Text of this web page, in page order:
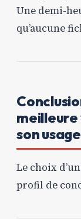
Une demi-
qu’aucune
meilleure
son usage
Le choix
profil de